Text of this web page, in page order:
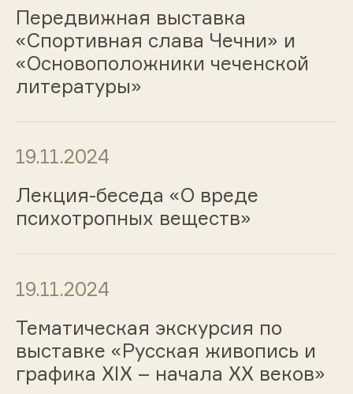
Передвижная выставка
«Спортивная слава Чечни» и
«Основоположники чеченской
литературы»
19.11.2024
Лекция-беседа «О вреде
психотропных веществ»
19.11.2024
Тематическая экскурсия по
выставке «Русская живопись и
графика ХIХ – начала ХХ веков»